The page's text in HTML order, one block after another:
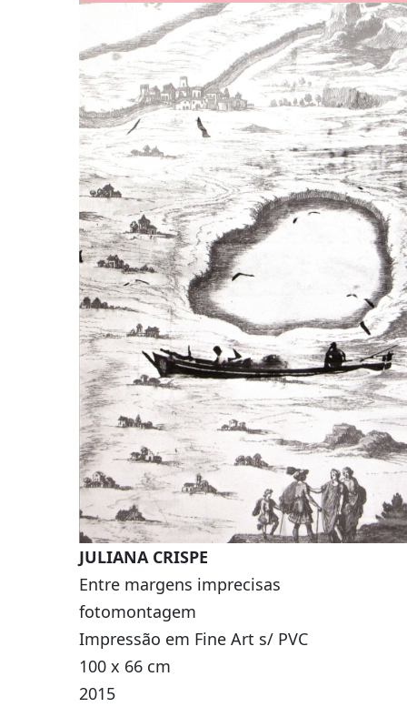
JULIANA CRISPE
Entre margens imprecisas
fotomontagem
Impressão em Fine Art s/ PVC
100 x 66 cm
2015